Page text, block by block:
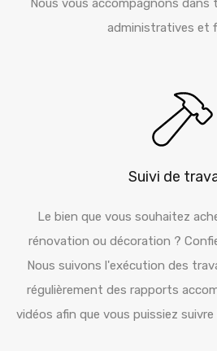
Nous vous accompagnons dans
administratives et
Suivi de
Le bien que vous souhaitez
rénovation ou décoration ?
Nous suivons l'exécution des
régulièrement des rapports
vidéos afin que vous puissiez